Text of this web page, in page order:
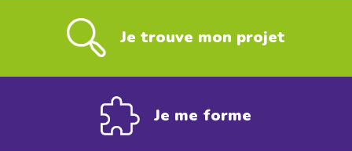
Je trouve mon projet
Je me forme